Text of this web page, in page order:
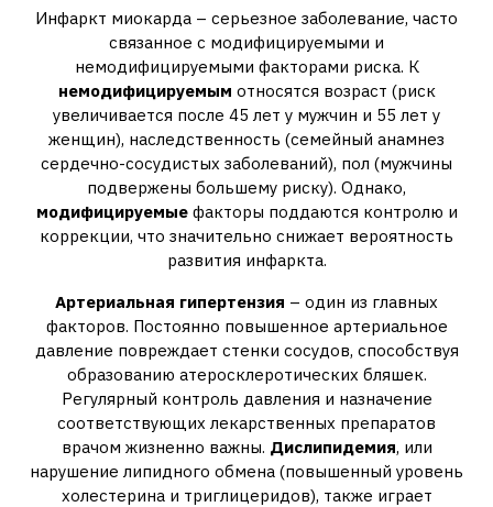
Инфаркт миокарда – серьезное заболевание, часто
связанное с модифицируемыми и
немодифицируемыми факторами риска. К
немодифицируемым относятся возраст (риск
увеличивается после 45 лет у мужчин и 55 лет у
женщин), наследственность (семейный анамнез
сердечно-сосудистых заболеваний), пол (мужчины
подвержены большему риску). Однако,
модифицируемыефакторы поддаются контролю и
коррекции, что значительно снижает вероятность
развития инфаркта.
Артериальная гипертензия – один из главных
факторов. Постоянно повышенное артериальное
давление повреждает стенки сосудов, способствуя
образованию атеросклеротических бляшек.
Регулярный контроль давления и назначение
соответствующих лекарственных препаратов
врачом жизненно важны. Дислипидемия, или
нарушение липидного обмена (повышенный уровень
холестерина и триглицеридов), также играет